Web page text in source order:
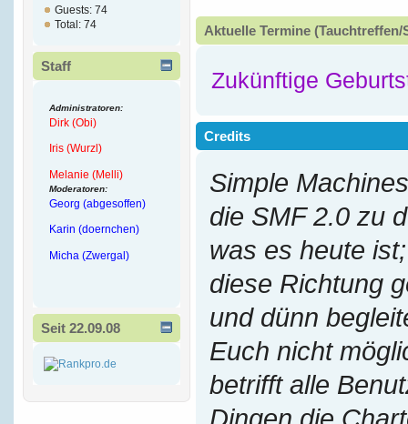
Guests: 74
Total: 74
Staff
Administratoren:
Dirk (Obi)
Iris (Wurzl)
Melanie (Melli)
Moderatoren:
Georg (abgesoffen)
Karin (doernchen)
Micha (Zwergal)
Seit 22.09.08
Aktuelle Termine
Zukünftige
Credits
Simple
die SMF 2.0 zu
was es heute
diese Richtung
und dünn
Euch nicht
betrifft alle